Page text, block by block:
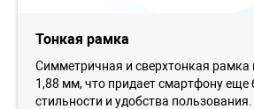
Тонкая рамка
Симметричная и сверхтонкая рамка
1,88 мм, что придает смартфону еще
стильности и удобства пользования.